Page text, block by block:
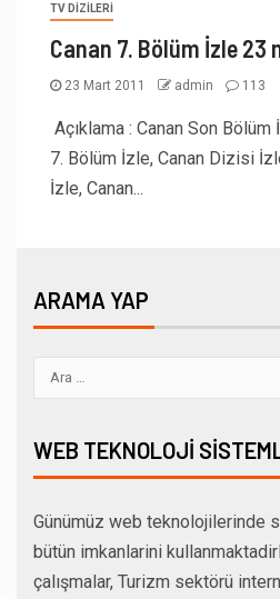
TV DIZILERI
Canan 7. Bölüm İzle 23
23 Mart 2011 admin 113
Açıklama : Canan Son Bölüm
7. Bölüm İzle, Canan Dizisi
İzle, Canan...
ARAMA YAP
WEB TEKNOLOJI
Günümüz web teknolojilerinde
bütün imkanlarini
çalışmalar, Turizm sektörü